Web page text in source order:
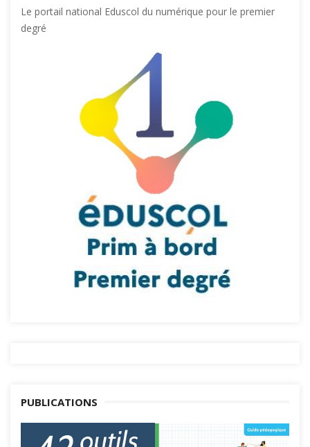
Le portail national Eduscol du numérique pour le premier
degré
PUBLICATIONS